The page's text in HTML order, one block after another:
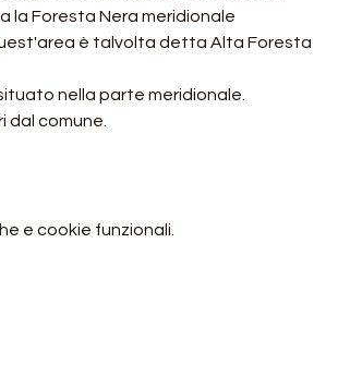
la Foresta Nera meridionale
è talvolta detta Alta Foresta
nella parte meridionale.
comune.
e cookie funzionali.